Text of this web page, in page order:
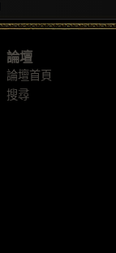
論壇
論壇首頁
搜尋